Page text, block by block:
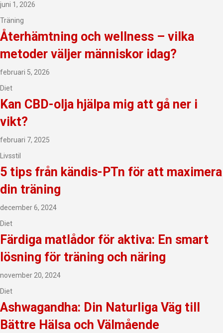
juni 1, 2026
Träning
Återhämtning och wellness – vilka
metoder väljer människor idag?
februari 5, 2026
Diet
Kan CBD-olja hjälpa mig att gå ner i
vikt?
februari 7, 2025
Livsstil
5 tips från kändis-PTn för att maximera
din träning
december 6, 2024
Diet
Färdiga matlådor för aktiva: En smart
lösning för träning och näring
november 20, 2024
Diet
Ashwagandha: Din Naturliga Väg till
Bättre Hälsa och Välmående